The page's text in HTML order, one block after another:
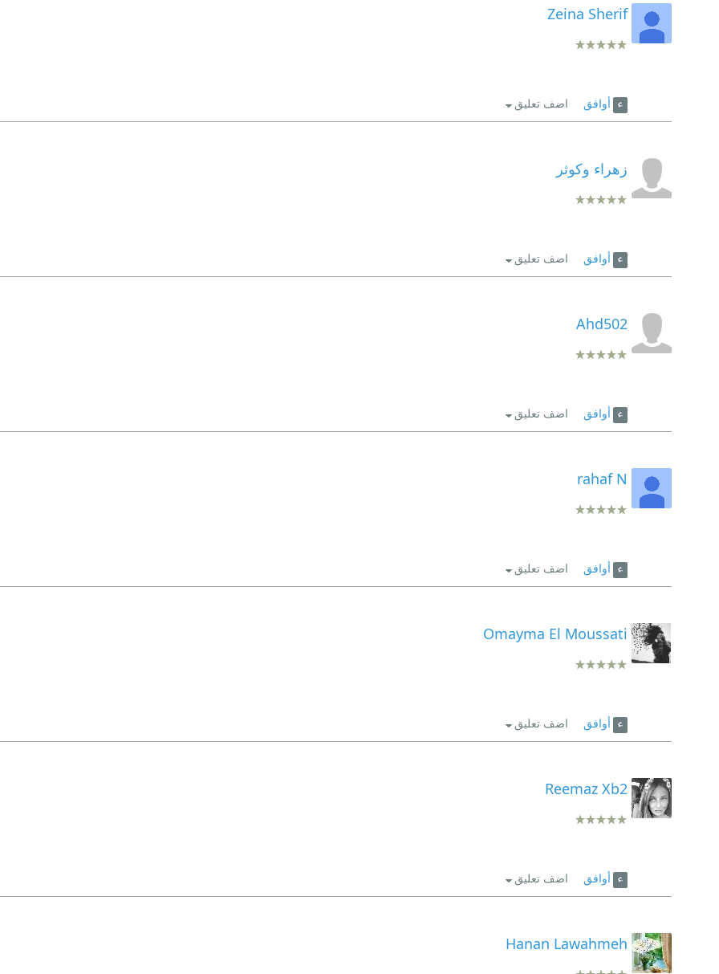
Zeina Sherif
أوافق اضف تعليق
زهراء وكوثر
أوافق اضف تعليق
Ahd502
أوافق اضف تعليق
rahaf N
أوافق اضف تعليق
Omayma El Moussati
أوافق اضف تعليق
Reemaz Xb2
أوافق اضف تعليق
Hanan Lawahmeh